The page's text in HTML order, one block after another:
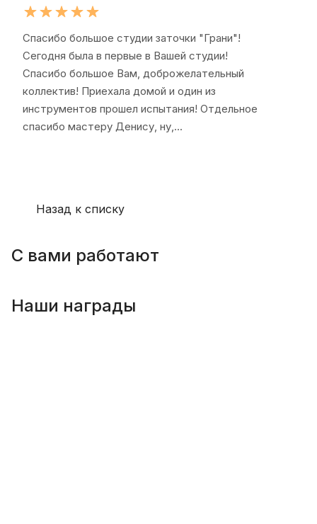
Спасибо большое студии заточки "Грани"!
Сегодня была в первые в Вашей студии!
Спасибо большое Вам, доброжелательный
коллектив! Приехала домой и один из
инструментов прошел испытания! Отдельное
спасибо мастеру Денису, ну,...
Назад к списку
С вами работают
Наши награды